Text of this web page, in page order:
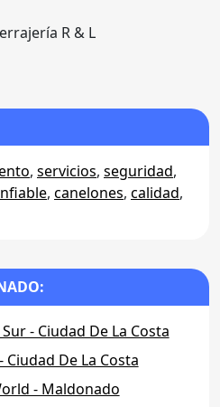
R & L
, servicios, seguridad,
, canelones, calidad,
- Ciudad De La Costa
Ciudad De La Costa
- Maldonado